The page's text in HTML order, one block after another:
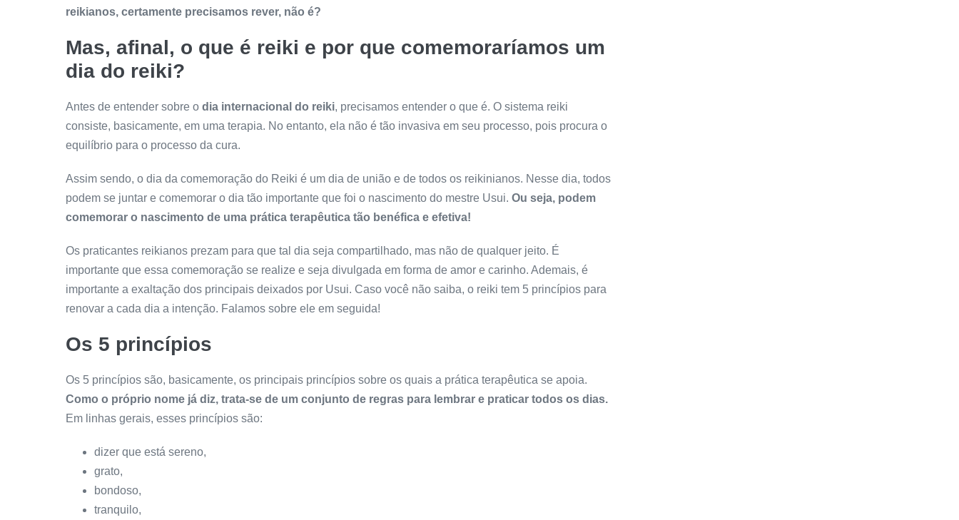
reikianos, certamente precisamos rever, não é?
Mas, afinal, o que é reiki e por que comemoraríamos um
dia do reiki?
Antes de entender sobre o dia internacional do reiki, precisamos entender o que é. O sistema reiki
consiste, basicamente, em uma terapia. No entanto, ela não é tão invasiva em seu processo, pois procura o
equilíbrio para o processo da cura.
Assim sendo, o dia da comemoração do Reiki é um dia de união e de todos os reikinianos. Nesse dia, todos
podem se juntar e comemorar o dia tão importante que foi o nascimento do mestre Usui. Ou seja, podem
comemorar o nascimento de uma prática terapêutica tão benéfica e efetiva!
Os praticantes reikianos prezam para que tal dia seja compartilhado, mas não de qualquer jeito. É
importante que essa comemoração se realize e seja divulgada em forma de amor e carinho. Ademais, é
importante a exaltação dos principais deixados por Usui. Caso você não saiba, o reiki tem 5 princípios para
renovar a cada dia a intenção. Falamos sobre ele em seguida!
Os 5 princípios
Os 5 princípios são, basicamente, os principais princípios sobre os quais a prática terapêutica se apoia.
Como o próprio nome já diz, trata-se de um conjunto de regras para lembrar e praticar todos os dias.
Em linhas gerais, esses princípios são:
dizer que está sereno,
grato,
bondoso,
tranquilo,